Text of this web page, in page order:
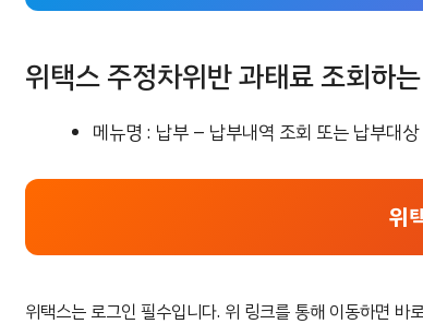
위택스 주정차위반 과태료 조회하
메뉴명 : 납부 – 납부내역 조회 또는 납부대상
위
위택스는 로그인 필수입니다. 위 링크를 통해 이동하면